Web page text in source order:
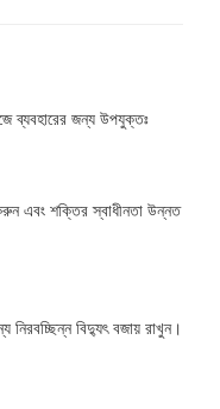
ব্যবহারের জন্য উপযুক্তঃ
এবং শক্তির স্বাধীনতা উন্নত
বিদ্যুৎ বজায় রাখুন।